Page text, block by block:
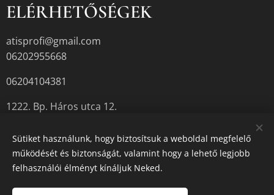
ELÉRHETŐSÉGEK
atisprofi@gmail.com
06202955668
06204104381
1222. Bp. Háros utca 12.
A termékek aktuális készletéről érdeklődjön az üzletben, vagy a
megadott elérhetőségek egyikén.
Sütiket használunk, hogy biztosítsuk a weboldal megfelelő
működését és biztonságát, valamint hogy a lehető legjobb
felhasználói élményt kínáljuk Neked.